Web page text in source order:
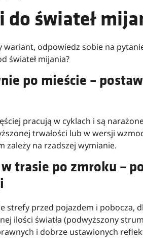
do świateł
odpowiedz sobie na
świateł mijania?
po mieście –
pracują w cyklach i są
trwałości lub w wersji
zależy na rzadszej wymianie.
trasie po zmroku –
strefy przed pojazdem i pobocza,
ilości światła (podwyższony
i dobrze ustawionych